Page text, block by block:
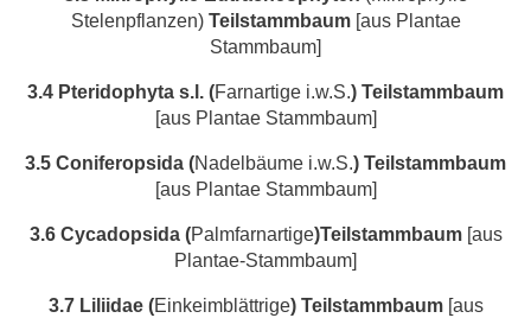
Stelenpflanzen) Teilstammbaum[aus Plantae
Stammbaum]
3.4 Pteridophyta s.l. (Farnartige i.w.S.) Teilstammbaum
[aus Plantae Stammbaum]
3.5 Coniferopsida (Nadelbäume i.w.S.) Teilstammbaum
[aus Plantae Stammbaum]
3.6 Cycadopsida (Palmfarnartige)Teilstammbaum[aus
Plantae-Stammbaum]
3.7 Liliidae (Einkeimblättrige) Teilstammbaum[aus